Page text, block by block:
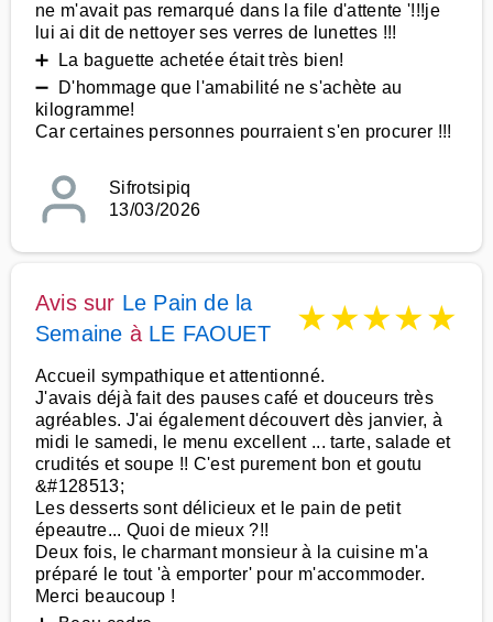
ne m'avait pas remarqué dans la file d'attente '!!!je
lui ai dit de nettoyer ses verres de lunettes !!!
➕ La baguette achetée était très bien!
➖ D'hommage que l'amabilité ne s'achète au
kilogramme!
Car certaines personnes pourraient s'en procurer !!!
Sifrotsipiq
13/03/2026
Avis sur Le Pain de la
Semaine à LE FAOUET ★★★★★
Accueil sympathique et attentionné.
J'avais déjà fait des pauses café et douceurs très
agréables. J'ai également découvert dès janvier, à
midi le samedi, le menu excellent ... tarte, salade et
crudités et soupe !! C'est purement bon et goutu
&#128513;
Les desserts sont délicieux et le pain de petit
épeautre... Quoi de mieux ?!!
Deux fois, le charmant monsieur à la cuisine m'a
préparé le tout 'à emporter' pour m'accommoder.
Merci beaucoup !